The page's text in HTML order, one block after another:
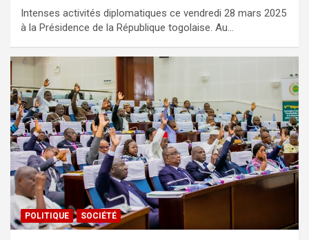
Intenses activités diplomatiques ce vendredi 28 mars 2025
à la Présidence de la République togolaise. Au…
POLITIQUE SOCIÉTÉ